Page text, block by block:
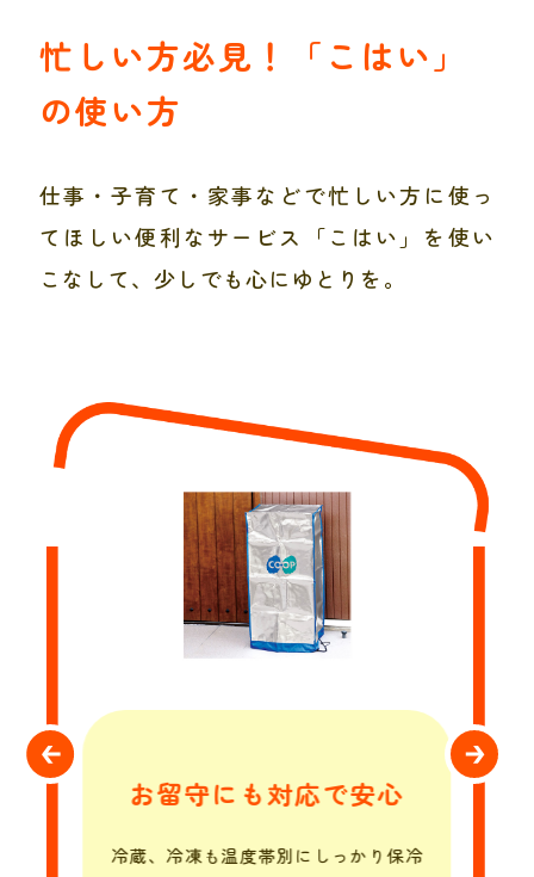
忙しい方必見！「こはい」
の使い方
仕事・子育て・家事などで忙しい方に使っ
てほしい便利なサービス「こはい」を使い
こなして、少しでも心にゆとりを。
お留守にも対応で安心
冷蔵、冷凍も温度帯別にしっかり保冷